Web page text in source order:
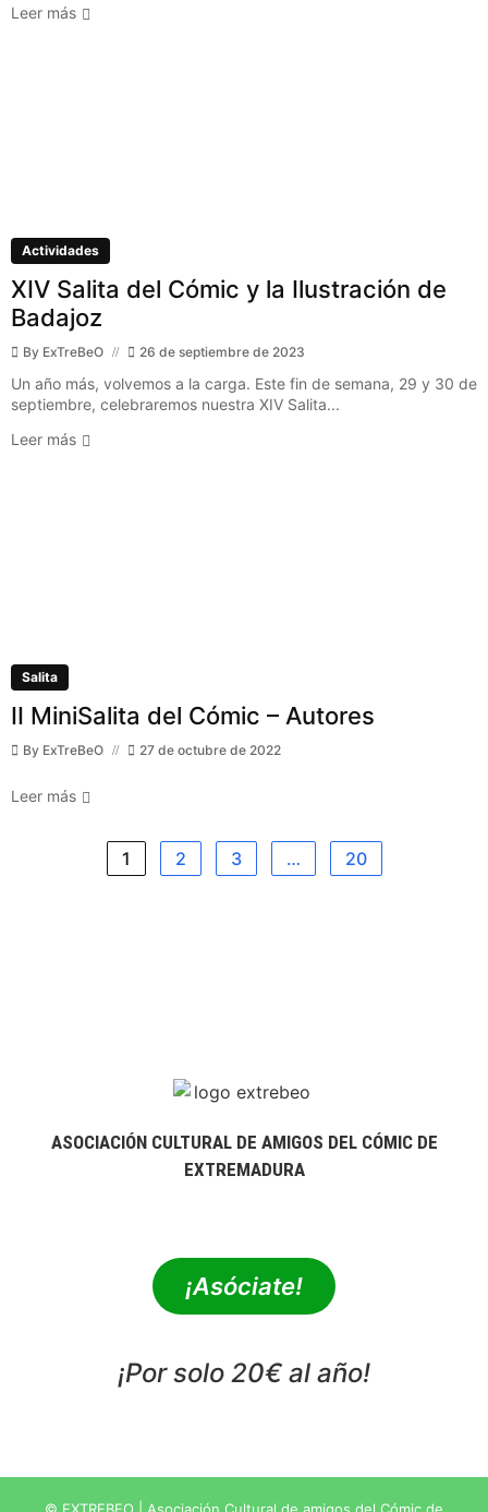
Leer más
Actividades
XIV Salita del Cómic y la Ilustración de
Badajoz
By ExTreBeO 26 de septiembre de 2023
Un año más, volvemos a la carga. Este fin de semana, 29 y 30 de
septiembre, celebraremos nuestra XIV Salita...
Leer más
Salita
II MiniSalita del Cómic – Autores
By ExTreBeO 27 de octubre de 2022
Leer más
1 2 3 … 20
ASOCIACIÓN CULTURAL DE AMIGOS DEL CÓMIC DE
EXTREMADURA
¡Asóciate!
¡Por solo 20€ al año!
© EXTREBEO | Asociación Cultural de amigos del Cómic de